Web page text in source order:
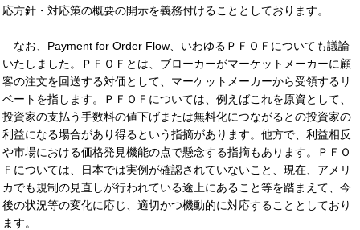
応方針・対応策の概要の開示を義務付けることとしております。
なお、Payment for Order Flow、いわゆるＰＦＯＦについても議論
いたしました。ＰＦＯＦとは、ブローカーがマーケットメーカーに顧
客の注文を回送する対価として、マーケットメーカーから受領するリ
ベートを指します。ＰＦＯＦについては、例えばこれを原資として、
投資家の支払う手数料の値下げまたは無料化につながるとの投資家の
利益になる場合があり得るという指摘があります。他方で、利益相反
や市場における価格発見機能の点で懸念する指摘もあります。ＰＦＯ
Ｆについては、日本では実例が確認されていないこと、現在、アメリ
カでも規制の見直しが行われている途上にあること等を踏まえて、今
後の状況等の変化に応じ、適切かつ機動的に対応することとしており
ます。